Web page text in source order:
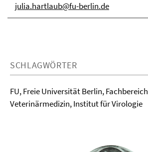
julia.hartlaub@fu-berlin.de
SCHLAGWÖRTER
FU, Freie Universität Berlin, Fachbereich
Veterinärmedizin, Institut für Virologie